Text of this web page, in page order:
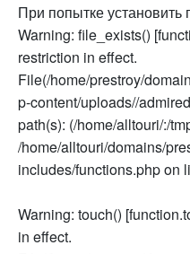
При попытке установить
Warning: file_exists()
restriction in effect.
File(/home/prestroy/
p-content/uploads//
path(s): (/home/alltouri/:/
/home/alltouri/domains/
includes/functions.php on
Warning: touch()
in effect.